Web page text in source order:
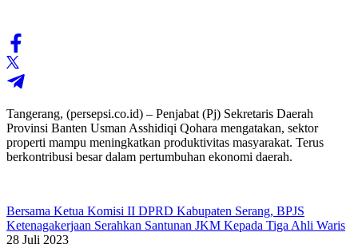
Tangerang, (persepsi.co.id) – Penjabat (Pj) Sekretaris Daerah
Provinsi Banten Usman Asshidiqi Qohara mengatakan, sektor
properti mampu meningkatkan produktivitas masyarakat. Terus
berkontribusi besar dalam pertumbuhan ekonomi daerah.
Bersama Ketua Komisi II DPRD Kabupaten Serang, BPJS
Ketenagakerjaan Serahkan Santunan JKM Kepada Tiga Ahli Waris
28 Juli 2023